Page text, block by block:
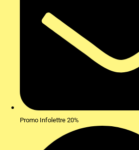
Promo Infolettre 20%